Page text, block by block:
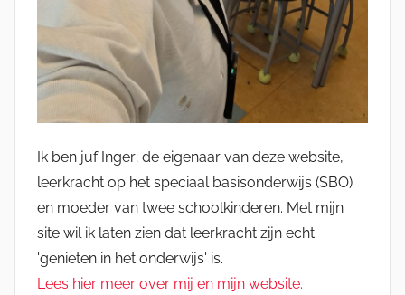
Ik ben juf Inger; de eigenaar van deze website,
leerkracht op het speciaal basisonderwijs (SBO)
en moeder van twee schoolkinderen. Met mijn
site wil ik laten zien dat leerkracht zijn echt
'genieten in het onderwijs' is.
Lees hier meer over mij en mijn website.